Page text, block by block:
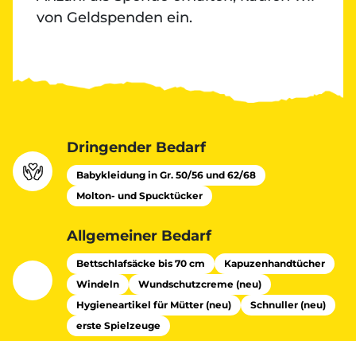
von Geldspenden ein.
Dringender Bedarf
Babykleidung in Gr. 50/56 und 62/68
Molton- und Spucktücker
Allgemeiner Bedarf
Bettschlafsäcke bis 70 cm
Kapuzenhandtücher
Windeln
Wundschutzcreme (neu)
Hygieneartikel für Mütter (neu)
Schnuller (neu)
erste Spielzeuge